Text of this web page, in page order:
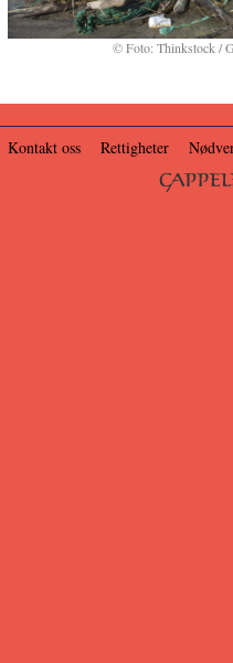
Foto: Thinkstock /
Kontakt oss Rettigheter